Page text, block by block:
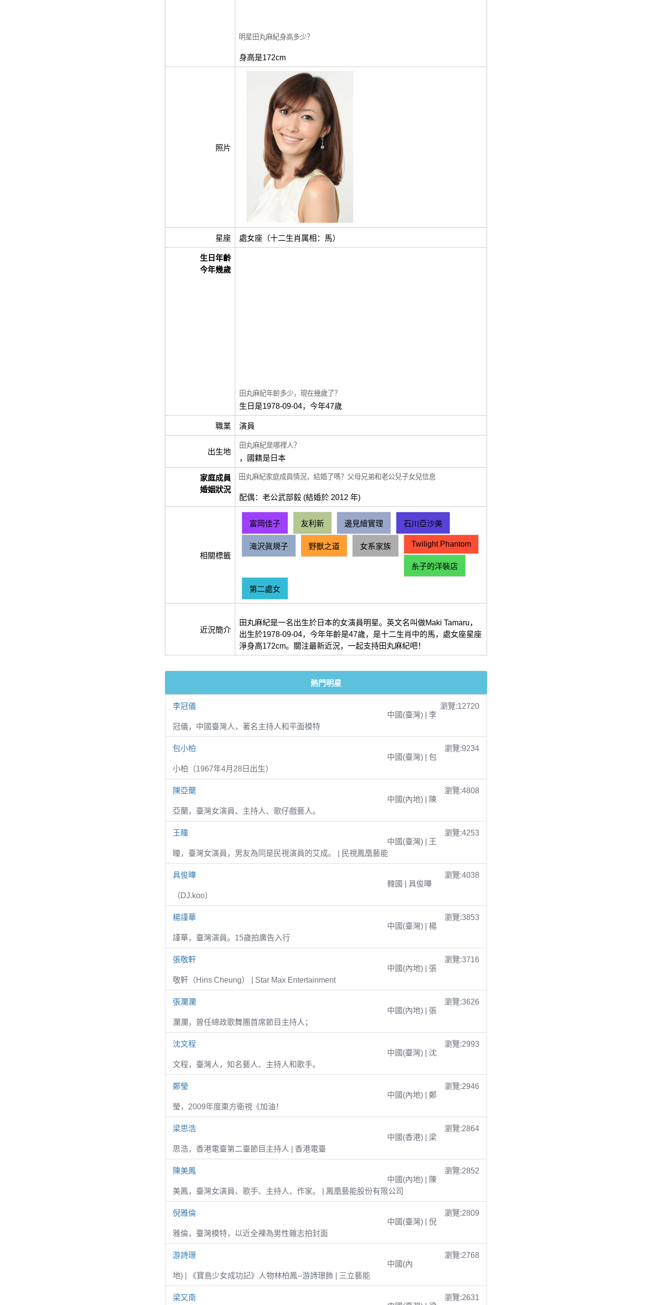
明星田丸麻紀身高多少？
身高是172cm
照片
星座 處女座（十二生肖属相：馬）
生日年齡
今年幾歲
田丸麻紀年齡多少，現在幾歲了？
生日是1978-09-04，今年47歲
職業 演員
出生地
田丸麻紀是哪裡人？
，國籍是日本
家庭成員
婚姻狀況
田丸麻紀家庭成員情況，結婚了嗎？父母兄弟和老公兒子女兒信息
配偶：老公武部毅 (結婚於 2012 年)
相關標籤
富岡佳子 友利新 邊見繪實理 石川亞沙美
滝沢眞規子 野獸之道 女系家族 Twilight Phantom
糸子的洋裝店
第二處女
近況簡介
田丸麻紀是一名出生於日本的女演員明星。英文名叫做Maki Tamaru，
出生於1978-09-04，今年年齡是47歲，是十二生肖中的馬，處女座星座
淨身高172cm。關注最新近況，一起支持田丸麻紀吧！
熱門明星
李冠儀
瀏覽:12720
中國(臺灣) | 李
冠儀，中國臺灣人，著名主持人和平面模特
包小柏
瀏覽:9234
中國(臺灣) | 包
小柏（1967年4月28日出生）
陳亞蘭
瀏覽:4808
中國(內地) | 陳
亞蘭，臺灣女演員、主持人、歌仔戲藝人。
王瞳
瀏覽:4253
中國(臺灣) | 王
瞳，臺灣女演員，男友為同是民視演員的艾成。 | 民視鳳凰藝能
具俊曄
瀏覽:4038
韓國 | 具俊曄
（DJ.koo）
楊謹華
瀏覽:3853
中國(臺灣) | 楊
謹華，臺灣演員。15歲拍廣告入行
張敬軒
瀏覽:3716
中國(內地) | 張
敬軒（Hins Cheung） | Star Max Entertainment
張瀾瀾
瀏覽:3626
中國(內地) | 張
瀾瀾，曾任總政歌舞團首席節目主持人；
沈文程
瀏覽:2993
中國(臺灣) | 沈
文程，臺灣人，知名藝人、主持人和歌手。
鄭瑩
瀏覽:2946
中國(內地) | 鄭
瑩，2009年度東方衛視《加油！
梁思浩
瀏覽:2864
中國(香港) | 梁
思浩，香港電臺第二臺節目主持人 | 香港電臺
陳美鳳
瀏覽:2852
中國(內地) | 陳
美鳳，臺灣女演員、歌手、主持人、作家。 | 鳳凰藝能股份有限公司
倪雅倫
瀏覽:2809
中國(臺灣) | 倪
雅倫，臺灣模特，以近全裸為男性雜志拍封面
游詩璟
瀏覽:2768
中國(內
地) | 《寶島少女成功記》人物林柏鳳--游詩璟飾 | 三立藝能
梁又南
瀏覽:2631